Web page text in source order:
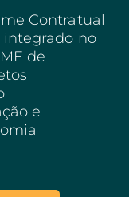
Contratual
no
de
e